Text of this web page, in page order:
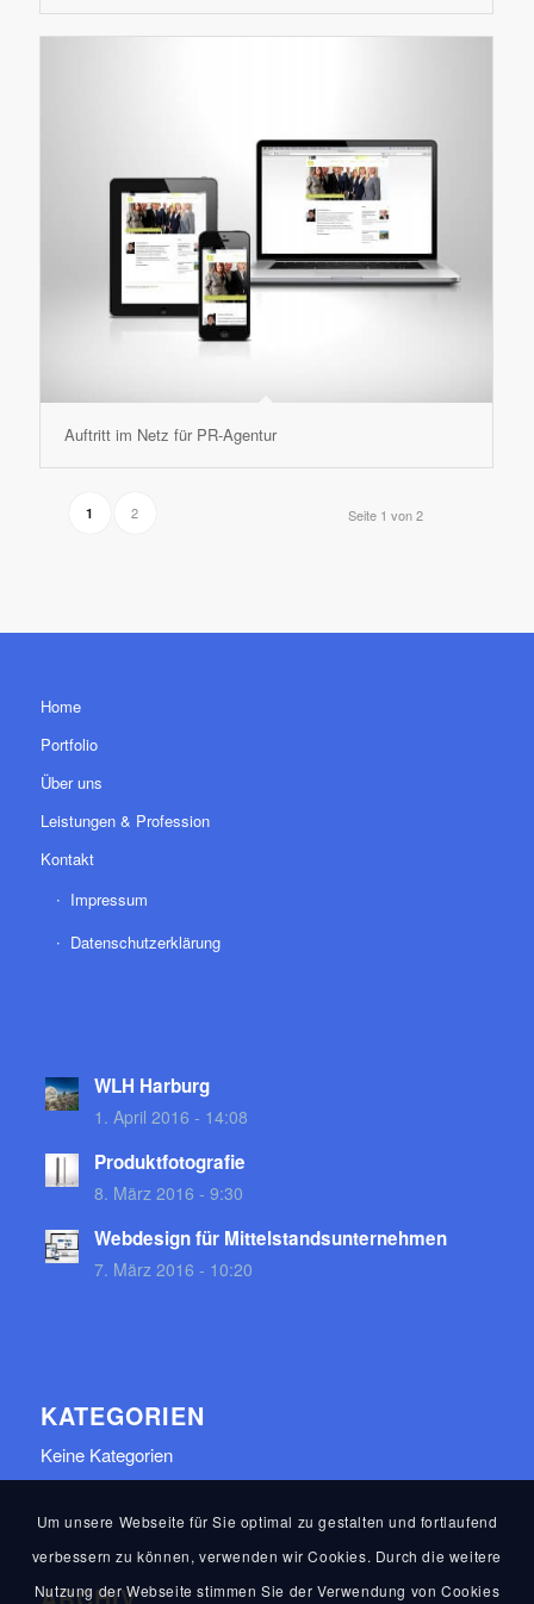
Auftritt im Netz für PR-Agentur
Seite 1 von 2
1 2
Home
Portfolio
Über uns
Leistungen & Profession
Kontakt
Impressum
Datenschutzerklärung
WLH Harburg
1. April 2016 - 14:08
Produktfotografie
8. März 2016 - 9:30
Webdesign für Mittelstandsunternehmen
7. März 2016 - 10:20
KATEGORIEN
Keine Kategorien
Um unsere Webseite für Sie optimal zu gestalten und fortlaufend
verbessern zu können, verwenden wir Cookies. Durch die weitere
Nutzung der Webseite stimmen Sie der Verwendung von Cookies